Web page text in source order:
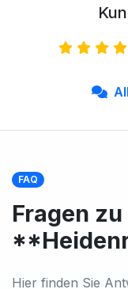
FAQ
Fragen zu
Hier finden Sie